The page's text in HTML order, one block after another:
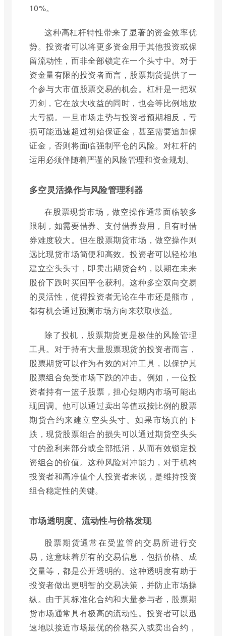
10%。
这种高杠杆特性带来了显著的资金效率优
势。投资者可以将更多资金用于其他投资或保
留流动性，而非全部锁定在一个头寸中。对于
资金量有限的投资者而言，股票期货提供了一
个参与大市值股票交易的机会。杠杆是一把双
刃剑，它在放大收益的同时，也会等比例地放
大亏损。一旦市场走势与投资者预期相反，亏
损可能迅速超过初始保证金，甚至需要追加保
证金，否则将面临强制平仓的风险。对杠杆的
运用必须伴随着严谨的风险管理和资金规划。
多空灵活操作与风险管理利器
在股票现货市场，做空操作通常面临较多
限制，如需要借券、支付借券费用，且有时借
券难度较大。但在股票期货市场，做空操作则
远比现货市场简便和高效。投资者可以轻松地
建立空头头寸，即卖出期货合约，以期在未来
股价下跌时买回平仓获利。这种多空双向交易
的灵活性，使得投资者无论在牛市还是熊市，
都有机会通过预测市场方向来获取收益。
除了投机，股票期货更是极佳的风险管理
工具。对于持有大量股票现货的投资者而言，
股票期货可以作为有效的对冲工具，以保护其
股票组合免受市场下跌的冲击。例如，一位投
资者持有一篮子股票，担心短期内市场可能出
现回调。他可以通过卖出等值或按比例的股票
期货合约来建立空头头寸。如果市场真的下
跌，现货股票组合的损失可以通过期货空头头
寸的盈利来部分或全部抵消，从而有效锁定投
资组合的价值。这种风险对冲能力，对于机构
投资者和高净值个人投资者来说，是维持投资
组合稳定性的关键。
市场透明度、流动性与价格发现
股票期货通常在受监管的交易所进行交
易，这意味着所有的交易信息，包括价格、成
交量等，都是公开透明的。这种透明度有助于
投资者做出更明智的交易决策，并防止市场操
纵。由于其标准化合约和大量参与者，股票期
货市场通常具有极高的流动性。投资者可以迅
速地以接近市场最优的价格买入或卖出合约，